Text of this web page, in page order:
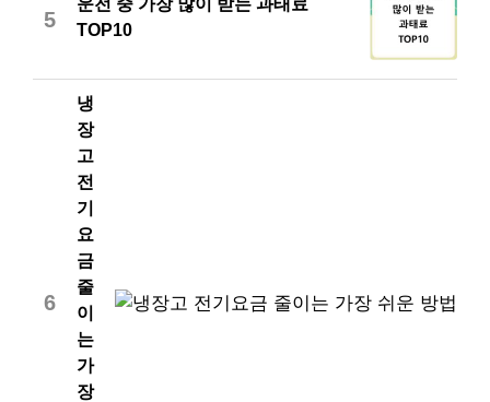
5
TOP10
6
냉
장
고
전
기
요
금
줄
이
는
가
장